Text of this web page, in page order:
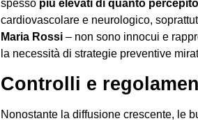
spesso più elevati di quanto
cardiovascolare e neurologico,
Maria Rossi– non sono innocui e
la necessità di strategie preventive
Controlli e
Nonostante la diffusione crescente, le